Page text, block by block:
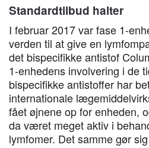
Standardtilbud halter
I februar 2017 var fase 1-
verden til at give en
det bispecifikke antistof
1-enhedens involvering i de
bispecifikke antistoffer har
internationale
fået øjnene op for enheden,
da været meget aktiv i
lymfomer. Det samme gør